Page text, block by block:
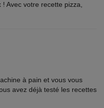
Avec votre recette pizza,
à pain et vous vous
avez déjà testé les recettes